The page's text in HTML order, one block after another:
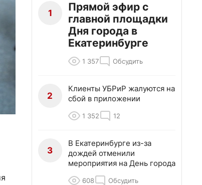
1
Прямой эфир с
главной площадки
Дня города в
Екатеринбурге
1 357 Обсудить
2
Клиенты УБРиР жалуются на
сбой в приложении
1 352 12
3
В Екатеринбурге из-за
дождей отменили
мероприятия на День города
608 Обсудить